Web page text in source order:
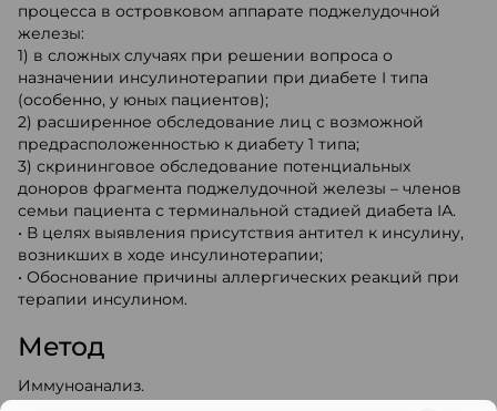
процесса в островковом аппарате поджелудочной
железы:
1) в сложных случаях при решении вопроса о
назначении инсулинотерапии при диабете I типа
(особенно, у юных пациентов);
2) расширенное обследование лиц с возможной
предрасположенностью к диабету 1 типа;
3) скрининговое обследование потенциальных
доноров фрагмента поджелудочной железы – членов
семьи пациента с терминальной стадией диабета IА.
• В целях выявления присутствия антител к инсулину,
возникших в ходе инсулинотерапии;
• Обоснование причины аллергических реакций при
терапии инсулином.
Метод
Иммуноанализ.